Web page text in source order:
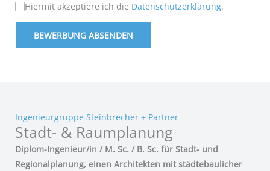
Hiermit akzeptiere ich die Datenschutzerklärung.
BEWERBUNG ABSENDEN
Ingenieurgruppe Steinbrecher + Partner
Stadt- & Raumplanung
Diplom-Ingenieur/in / M. Sc. / B. Sc. für Stadt- und
Regionalplanung, einen Architekten mit städtebaulicher